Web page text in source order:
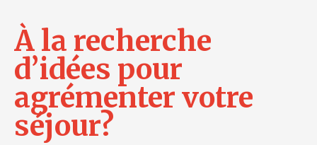
À la recherche
d’idées pour
agrémenter votre
séjour?